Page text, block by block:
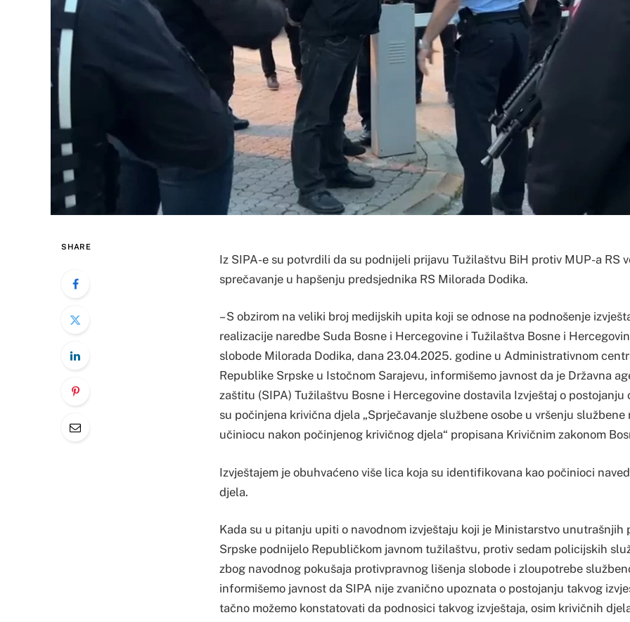
SHARE
Iz SIPA-e su potvrdili da su podnijeli prijavu Tužilaštvu BiH protiv MUP-a RS
sprečavanje u hapšenju predsjednika RS Milorada Dodika.
– S obzirom na veliki broj medijskih upita koji se odnose na podnošenje
realizacije naredbe Suda Bosne i Hercegovine i Tužilaštva Bosne i
slobode Milorada Dodika, dana 23.04.2025. godine u Administrativnom
Republike Srpske u Istočnom Sarajevu, informišemo javnost da je Državna
zaštitu (SIPA) Tužilaštvu Bosne i Hercegovine dostavila Izvještaj o postojanju
su počinjena krivična djela „Sprječavanje službene osobe u vršenju službene
učiniocu nakon počinjenog krivičnog djela“ propisana Krivičnim zakonom
Izvještajem je obuhvaćeno više lica koja su identifikovana kao počinioci
djela.
Kada su u pitanju upiti o navodnom izvještaju koji je Ministarstvo unutrašnjih
Srpske podnijelo Republičkom javnom tužilaštvu, protiv sedam policijskih
zbog navodnog pokušaja protivpravnog lišenja slobode i zloupotrebe
informišemo javnost da SIPA nije zvanično upoznata o postojanju takvog
tačno možemo konstatovati da podnosici takvog izvještaja, osim krivičnih